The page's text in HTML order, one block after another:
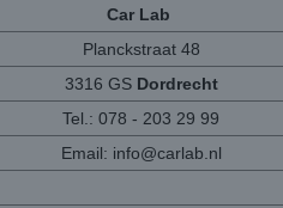
Car Lab
Planckstraat 48
3316 GS Dordrecht
Tel.: 078 - 203 29 99
Email: info@carlab.nl